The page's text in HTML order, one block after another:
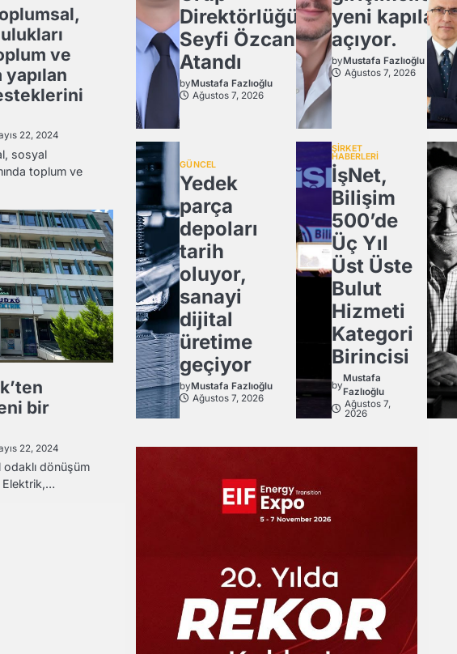
ve
yapılan
22, 2024
sosyal
toplum ve
bir
22, 2024
odaklı dönüşüm
Elektrik,…
Direktörlüğü’ne
Seyfi Özcan
Atandı
byMustafa Fazlıoğlu
Ağustos 7, 2026
yeni kapılar
açıyor.
byMustafa Fazlıoğlu
Ağustos 7, 2026
GÜNCEL
Yedek
parça
depoları
tarih
oluyor,
sanayi
dijital
üretime
geçiyor
byMustafa Fazlıoğlu
Ağustos 7, 2026
ŞİRKET
HABERLERİ
İşNet,
Bilişim
500’de
Üç Yıl
Üst Üste
Bulut
Hizmeti
Kategori
Birincisi
by
Mustafa
Fazlıoğlu
Ağustos 7,
2026